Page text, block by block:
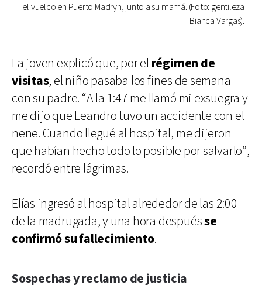
el vuelco en Puerto Madryn, junto a su mamá. (Foto: gentileza
Bianca Vargas).
La joven explicó que, por el régimen de
visitas, el niño pasaba los fines de semana
con su padre. “A la 1:47 me llamó mi exsuegra y
me dijo que Leandro tuvo un accidente con el
nene. Cuando llegué al hospital, me dijeron
que habían hecho todo lo posible por salvarlo”,
recordó entre lágrimas.
Elías ingresó al hospital alrededor de las 2:00
de la madrugada, y una hora despuésse
confirmó su fallecimiento.
Sospechas y reclamo de justicia